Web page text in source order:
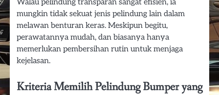
mungkin tidak sekuat jenis pelindung lain dalam
melawan benturan keras. Meskipun begitu,
perawatannya mudah, dan biasanya hanya
memerlukan pembersihan rutin untuk menjaga
kejelasan.
Kriteria Memilih Pelindung Bumper yang